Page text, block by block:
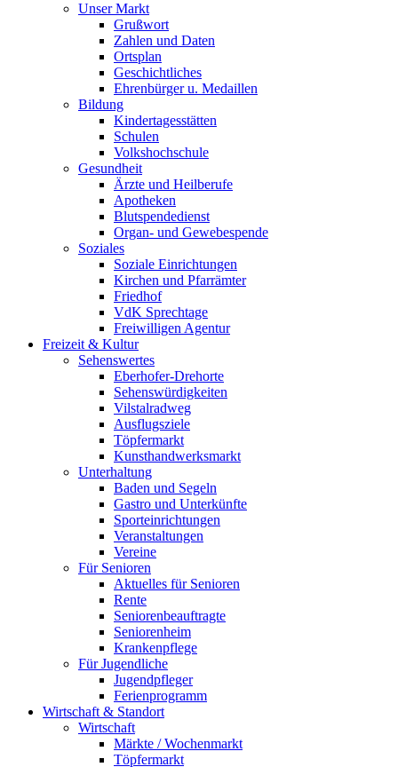
Unser Markt
Grußwort
Zahlen und Daten
Ortsplan
Geschichtliches
Ehrenbürger u. Medaillen
Bildung
Kindertagesstätten
Schulen
Volkshochschule
Gesundheit
Ärzte und Heilberufe
Apotheken
Blutspendedienst
Organ- und Gewebespende
Soziales
Soziale Einrichtungen
Kirchen und Pfarrämter
Friedhof
VdK Sprechtage
Freiwilligen Agentur
Freizeit & Kultur
Sehenswertes
Eberhofer-Drehorte
Sehenswürdigkeiten
Vilstalradweg
Ausflugsziele
Töpfermarkt
Kunsthandwerksmarkt
Unterhaltung
Baden und Segeln
Gastro und Unterkünfte
Sporteinrichtungen
Veranstaltungen
Vereine
Für Senioren
Aktuelles für Senioren
Rente
Seniorenbeauftragte
Seniorenheim
Krankenpflege
Für Jugendliche
Jugendpfleger
Ferienprogramm
Wirtschaft & Standort
Wirtschaft
Märkte / Wochenmarkt
Töpfermarkt